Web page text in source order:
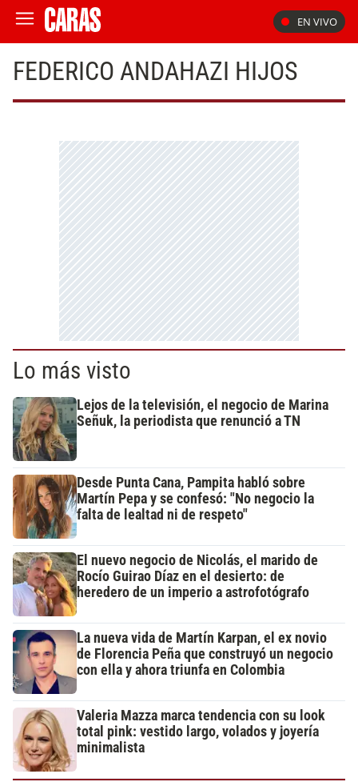
EN VIVO
FEDERICO ANDAHAZI HIJOS
Lo más visto
Lejos de la televisión, el negocio de Marina
Señuk, la periodista que renunció a TN
Desde Punta Cana, Pampita habló sobre
Martín Pepa y se confesó: "No negocio la
falta de lealtad ni de respeto"
El nuevo negocio de Nicolás, el marido de
Rocío Guirao Díaz en el desierto: de
heredero de un imperio a astrofotógrafo
La nueva vida de Martín Karpan, el ex novio
de Florencia Peña que construyó un negocio
con ella y ahora triunfa en Colombia
Valeria Mazza marca tendencia con su look
total pink: vestido largo, volados y joyería
minimalista